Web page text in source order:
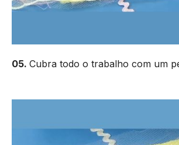
05. Cubra todo o trabalho com um